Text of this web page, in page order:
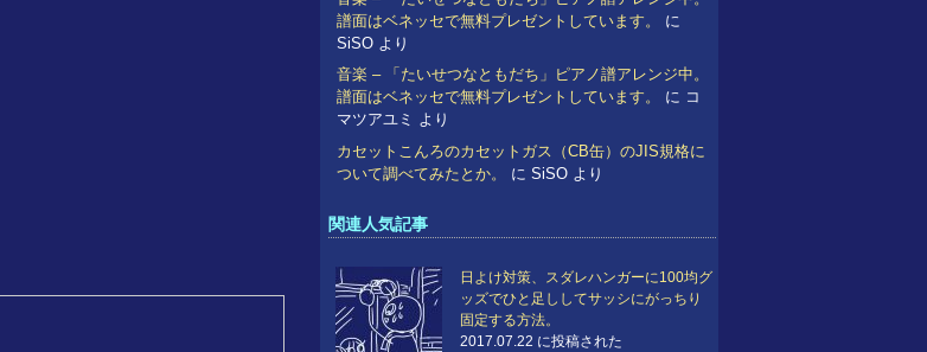
譜面はベネッセで無料プレゼントしています。
に
SiSO より
音楽 – 「たいせつなともだち」ピアノ譜アレンジ中。
譜面はベネッセで無料プレゼントしています。
に コ
マツアユミ より
カセットこんろのカセットガス（CB缶）のJIS規格に
ついて調べてみたとか。
に SiSO より
関連人気記事
日よけ対策、スダレハンガーに100均グ
ッズでひと足ししてサッシにがっちり
固定する方法。
2017.07.22 に投稿された